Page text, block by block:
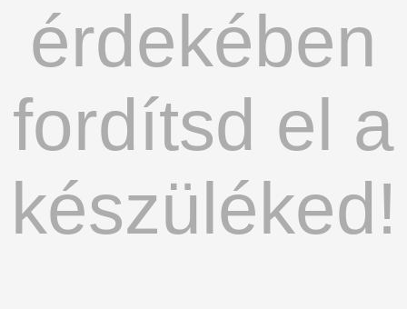
érdekében
fordítsd el a
készüléked!